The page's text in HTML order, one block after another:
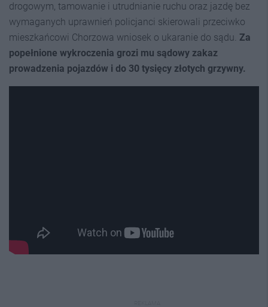
drogowym, tamowanie i utrudnianie ruchu oraz jazdę bez
wymaganych uprawnień policjanci skierowali przeciwko
mieszkańcowi Chorzowa wniosek o ukaranie do sądu. Za
popełnione wykroczenia grozi mu sądowy zakaz
prowadzenia pojazdów i do 30 tysięcy złotych grzywny.